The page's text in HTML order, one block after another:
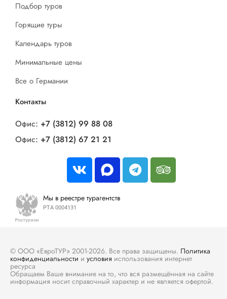
Подбор туров
Горящие туры
Календарь туров
Минимальные цены
Все о Германии
Контакты
Офис: +7 (3812) 99 88 08
Офис: +7 (3812) 67 21 21
Мы в реестре турагентств
РТА 0004131
© ООО «ЕвроТУР» 2001-2026. Все права защищены. Политика
конфиденциальности и условия использования интернет
ресурса
Обращаем Ваше внимание на то, что вся размещённая на сайте
информация носит справочный характер и не является офертой.